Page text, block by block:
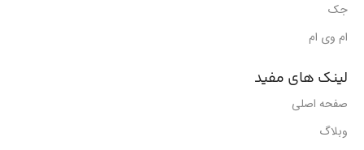
جک
ام وی ام
لینک های مفید
صفحه اصلی
وبلاگ